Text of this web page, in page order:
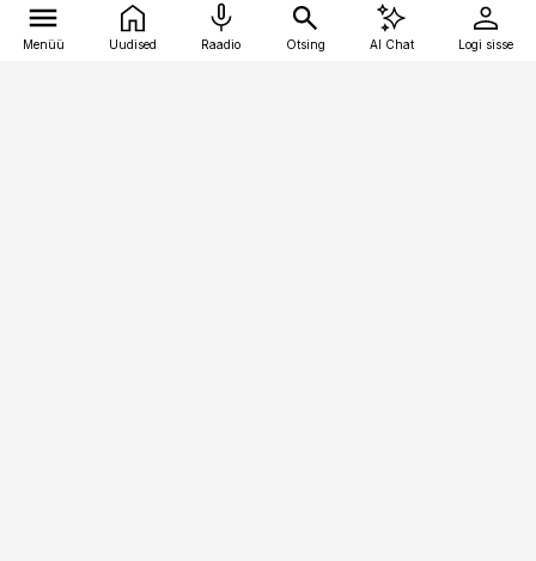
Menüü Uudised Raadio Otsing AI Chat Logi sisse